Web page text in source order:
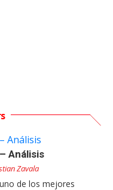
Análisis
Zavala
de los mejores